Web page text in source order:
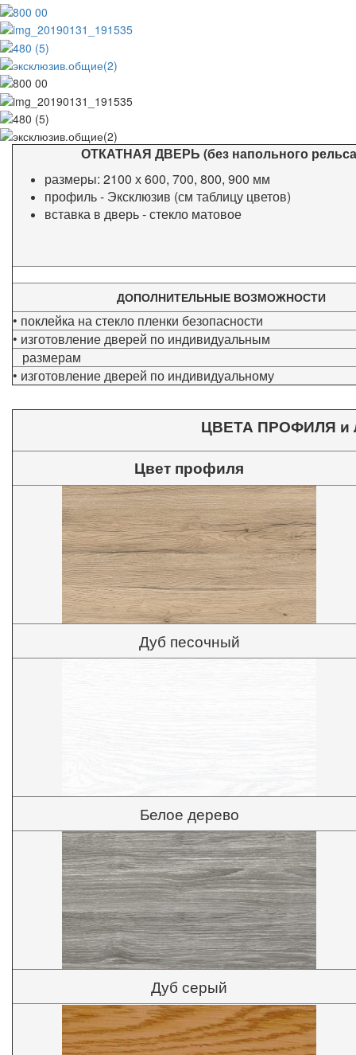
ОТКАТНАЯ ДВЕРЬ (без напольного
размеры: 2100 х 600, 700, 800, 900 мм
профиль - Эксклюзив (см таблицу цветов)
вставка в дверь - стекло матовое
ДОПОЛНИТЕЛЬНЫЕ ВОЗМОЖНОСТИ
• поклейка на стекло пленки безопасности
• изготовление дверей по индивидуальным
размерам
• изготовление дверей по индивидуальному
ЦВЕТА ПРОФИЛЯ и
Цвет профиля
Дуб песочный
Белое дерево
Дуб серый